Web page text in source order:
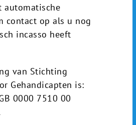
automatische
contact op als u nog
incasso heeft
van Stichting
Gehandicapten is:
0000 7510 00